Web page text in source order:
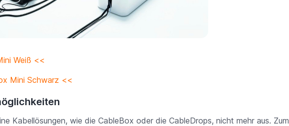
Weiß <<
Mini Schwarz <<
Kabellösungen, wie die CableBox oder die CableDrops, nicht mehr aus. Zum